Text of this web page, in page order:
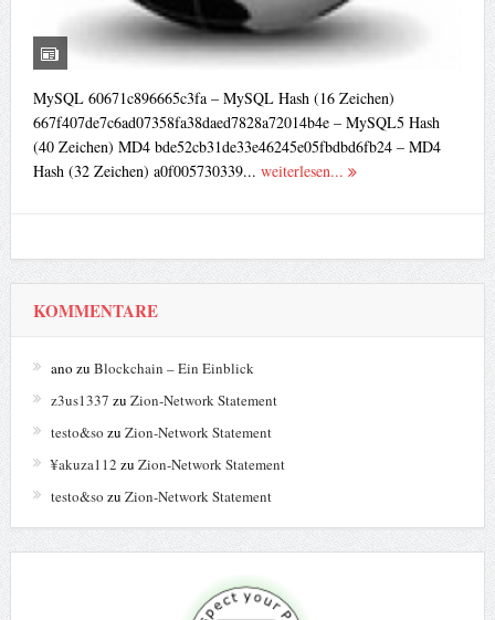
MySQL 60671c896665c3fa – MySQL Hash (16 Zeichen)
667f407de7c6ad07358fa38daed7828a72014b4e – MySQL5 Hash
(40 Zeichen) MD4 bde52cb31de33e46245e05fbdbd6fb24 – MD4
Hash (32 Zeichen) a0f005730339... weiterlesen...
KOMMENTARE
ano zu Blockchain – Ein Einblick
z3us1337 zu Zion-Network Statement
testo&so zu Zion-Network Statement
¥akuza112 zu Zion-Network Statement
testo&so zu Zion-Network Statement